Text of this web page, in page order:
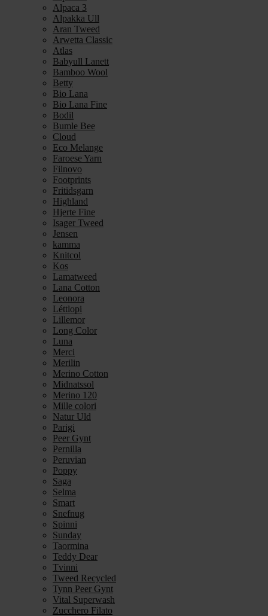
Alpaca 3
Alpakka Ull
Aran Tweed
Arwetta Classic
Atlas
Babyull Lanett
Bamboo Wool
Betty
Bio Lana
Bio Lana Fine
Bodil
Bumle Bee
Cloud
Eco Melange
Faroese Yarn
Filnovo
Footprints
Fritidsgarn
Highland
Hjerte Fine
Isager Tweed
Jensen
kamma
Knitcol
Kos
Lamatweed
Lana Cotton
Leonora
Léttlopi
Lillemor
Long Color
Luna
Merci
Merilin
Merino Cotton
Midnatssol
Merino 120
Mille colori
Natur Uld
Parigi
Peer Gynt
Pernilla
Peruvian
Poppy
Saga
Selma
Smart
Snefnug
Spinni
Sunday
Taormina
Teddy Dear
Tvinni
Tweed Recycled
Tynn Peer Gynt
Vital Superwash
Zucchero Filato